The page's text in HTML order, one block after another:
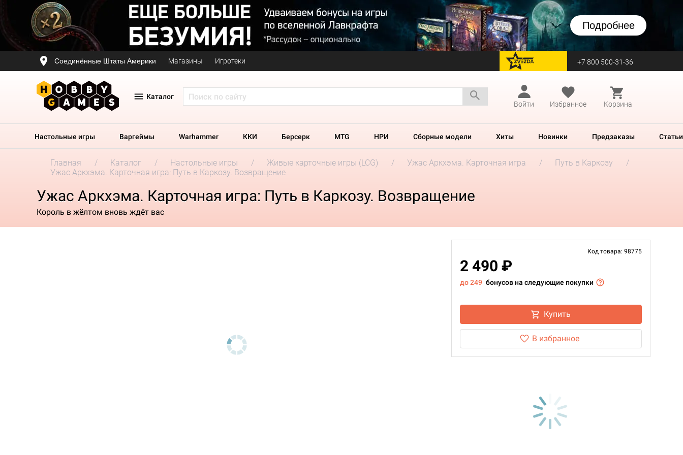
Подробнее
Соединённые Штаты Америки Магазины Игротеки перейти на Zvezda +7 800 500-31-36
Каталог
Войти
Избранное Корзина
Настольные игры Варгеймы Warhammer ККИ Берсерк MTG НРИ Сборные модели Хиты Новинки Предзаказы Статьи
Главная Каталог Настольные игры Живые карточные игры (LCG) Ужас Аркхэма. Карточная игра
Путь в Каркозу
Ужас Аркхэма. Карточная игра: Путь в Каркозу. Возвращение
Ужас Аркхэма. Карточная игра: Путь в Каркозу. Возвращение
Король в жёлтом вновь ждёт вас
Код товара: 98775
2 490 ₽
до 249 бонусов на следующие покупки
Купить
В избранное